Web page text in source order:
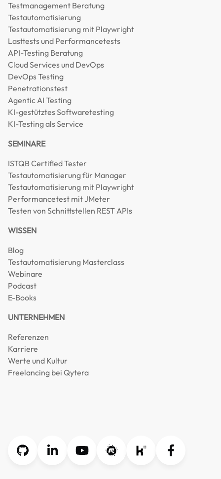
Testmanagement Beratung
Testautomatisierung
Testautomatisierung mit Playwright
Lasttests und Performancetests
API-Testing Beratung
Cloud Services und DevOps
DevOps Testing
Penetrationstest
Agentic AI Testing
KI-gestütztes Softwaretesting
KI-Testing als Service
SEMINARE
ISTQB Certified Tester
Testautomatisierung für Manager
Testautomatisierung mit Playwright
Performancetest mit JMeter
Testen von Schnittstellen REST APIs
WISSEN
Blog
Testautomatisierung Masterclass
Webinare
Podcast
E-Books
UNTERNEHMEN
Referenzen
Karriere
Werte und Kultur
Freelancing bei Qytera